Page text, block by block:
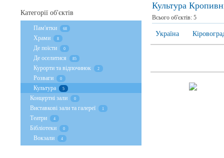
Культура
Всього об'єктів: 5
Україна
Категорії об'єктів
Пам'ятки 68
Храми 8
Де поїсти 0
Де оселитися 85
Курорти та відпочинок 2
Розваги 0
Культура 5
Концертні зали 0
Виставкові зали та галереї 1
Театри 4
Бібліотеки 0
Вокзали 4